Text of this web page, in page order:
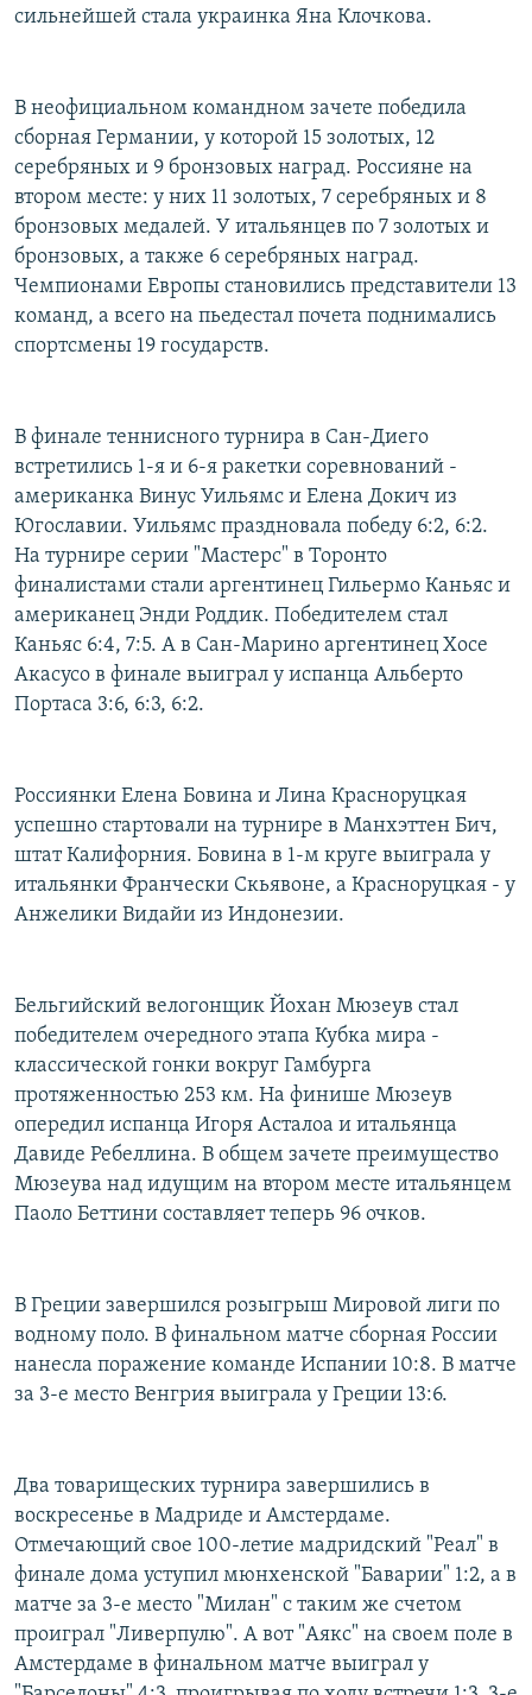
сильнейшей стала украинка Яна Клочкова.
В неофициальном командном зачете победила
сборная Германии, у которой 15 золотых, 12
серебряных и 9 бронзовых наград. Россияне на
втором месте: у них 11 золотых, 7 серебряных и 8
бронзовых медалей. У итальянцев по 7 золотых и
бронзовых, а также 6 серебряных наград.
Чемпионами Европы становились представители 13
команд, а всего на пьедестал почета поднимались
спортсмены 19 государств.
В финале теннисного турнира в Сан-Диего
встретились 1-я и 6-я ракетки соревнований -
американка Винус Уильямс и Елена Докич из
Югославии. Уильямс праздновала победу 6:2, 6:2.
На турнире серии "Мастерс" в Торонто
финалистами стали аргентинец Гильермо Каньяс и
американец Энди Роддик. Победителем стал
Каньяс 6:4, 7:5. А в Сан-Марино аргентинец Хосе
Акасусо в финале выиграл у испанца Альберто
Портаса 3:6, 6:3, 6:2.
Россиянки Елена Бовина и Лина Красноруцкая
успешно стартовали на турнире в Манхэттен Бич,
штат Калифорния. Бовина в 1-м круге выиграла у
итальянки Франчески Скьявоне, а Красноруцкая - у
Анжелики Видайи из Индонезии.
Бельгийский велогонщик Йохан Мюзеув стал
победителем очередного этапа Кубка мира -
классической гонки вокруг Гамбурга
протяженностью 253 км. На финише Мюзеув
опередил испанца Игоря Асталоа и итальянца
Давиде Ребеллина. В общем зачете преимущество
Мюзеува над идущим на втором месте итальянцем
Паоло Беттини составляет теперь 96 очков.
В Греции завершился розыгрыш Мировой лиги по
водному поло. В финальном матче сборная России
нанесла поражение команде Испании 10:8. В матче
за 3-е место Венгрия выиграла у Греции 13:6.
Два товарищеских турнира завершились в
воскресенье в Мадриде и Амстердаме.
Отмечающий свое 100-летие мадридский "Реал" в
финале дома уступил мюнхенской "Баварии" 1:2, а в
матче за 3-е место "Милан" с таким же счетом
проиграл "Ливерпулю". А вот "Аякс" на своем поле в
Амстердаме в финальном матче выиграл у